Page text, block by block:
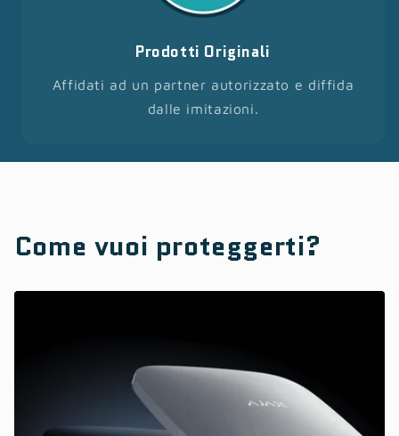
Prodotti Originali
Affidati ad un partner autorizzato e diffida
dalle imitazioni.
Come vuoi proteggerti?